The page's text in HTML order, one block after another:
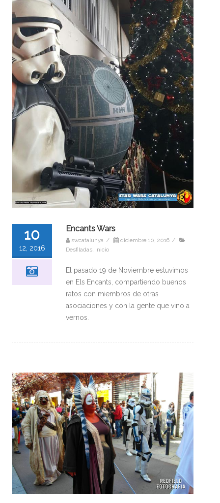
10
12, 2016
Encants Wars
swcatalunya / diciembre 10, 2016 /
Desfiladas Inicio
El pasado 19 de Noviembre estuvimos
en Els Encants, compartiendo buenos
ratos con miembros de otras
asociaciones y con la gente que vino a
vernos.